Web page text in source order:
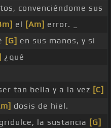
convenciéndome sus
el [Am] error. _
[G] en sus manos, y si
¿qué
tan bella y a la vez [C]
dosis de hiel.
la sustancia [G]